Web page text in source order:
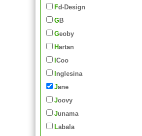
Fd-Design
GB
Geoby
Hartan
iCoo
Inglesina
Jane
Joovy
Junama
Labala